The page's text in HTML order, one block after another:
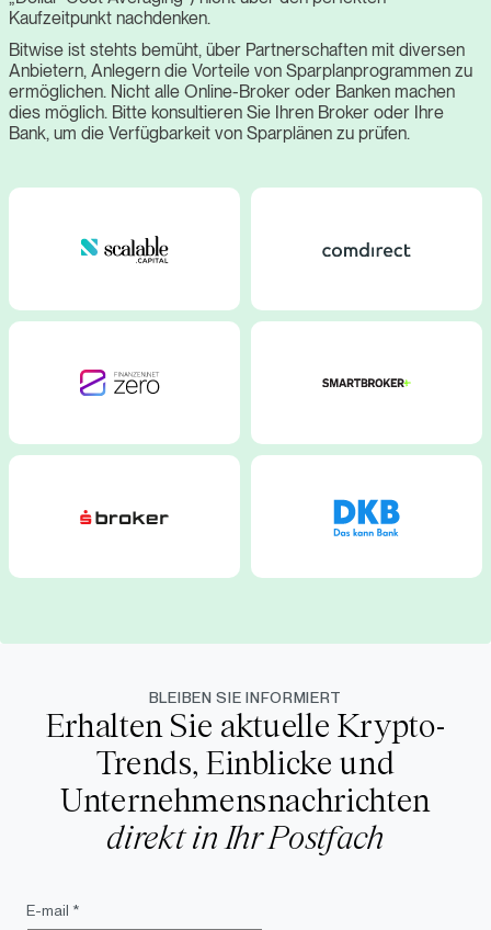
Kaufzeitpunkt nachdenken.
Bitwise ist stehts bemüht, über Partnerschaften mit diversen
Anbietern, Anlegern die Vorteile von Sparplanprogrammen zu
ermöglichen. Nicht alle Online-Broker oder Banken machen
dies möglich. Bitte konsultieren Sie Ihren Broker oder Ihre
Bank, um die Verfügbarkeit von Sparplänen zu prüfen.
BLEIBEN SIE INFORMIERT
Erhalten Sie aktuelle Krypto-
Trends, Einblicke und
Unternehmensnachrichten
direkt in Ihr Postfach
E-mail *